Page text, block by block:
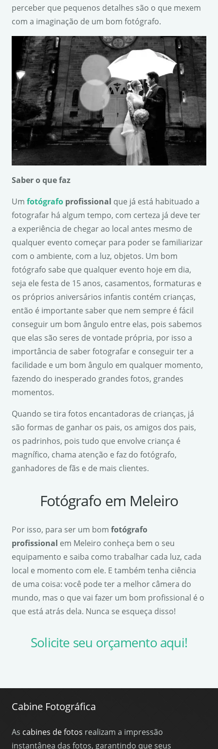
perceber que pequenos detalhes são o que mexem
com a imaginação de um bom fotógrafo.
Saber o que faz
Um fotógrafo profissional que já está habituado a
fotografar há algum tempo, com certeza já deve ter
a experiência de chegar ao local antes mesmo de
qualquer evento começar para poder se familiarizar
com o ambiente, com a luz, objetos. Um bom
fotógrafo sabe que qualquer evento hoje em dia,
seja ele festa de 15 anos, casamentos, formaturas e
os próprios aniversários infantis contém crianças,
então é importante saber que nem sempre é fácil
conseguir um bom ângulo entre elas, pois sabemos
que elas são seres de vontade própria, por isso a
importância de saber fotografar e conseguir ter a
facilidade e um bom ângulo em qualquer momento,
fazendo do inesperado grandes fotos, grandes
momentos.
Quando se tira fotos encantadoras de crianças, já
são formas de ganhar os pais, os amigos dos pais,
os padrinhos, pois tudo que envolve criança é
magnífico, chama atenção e faz do fotógrafo,
ganhadores de fãs e de mais clientes.
Fotógrafo em Meleiro
Por isso, para ser um bom fotógrafo
profissional em Meleiro conheça bem o seu
equipamento e saiba como trabalhar cada luz, cada
local e momento com ele. E também tenha ciência
de uma coisa: você pode ter a melhor câmera do
mundo, mas o que vai fazer um bom profissional é o
que está atrás dela. Nunca se esqueça disso!
Solicite seu orçamento aqui!
Cabine Fotográfica
As cabines de fotos realizam a impressão
instantânea das fotos, garantindo que seus